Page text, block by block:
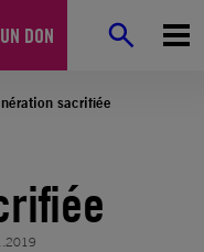
DON
sacrifiée